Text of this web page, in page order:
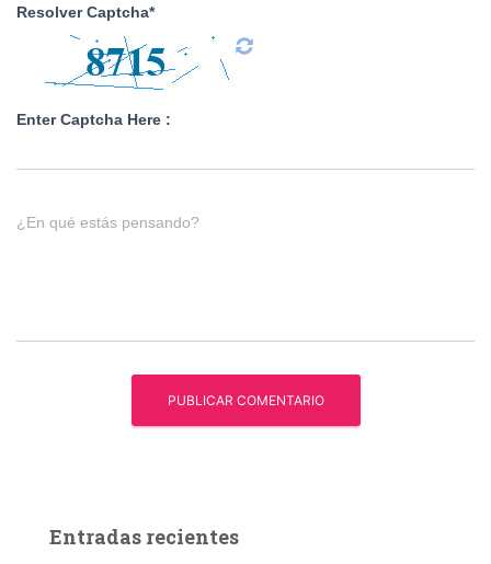
Resolver Captcha*
Enter Captcha Here :
¿En qué estás pensando?
Entradas recientes